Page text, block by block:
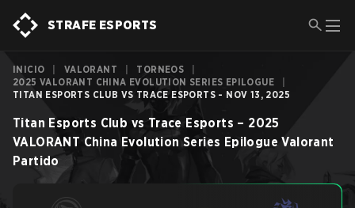
STRAFE ESPORTS
INICIO VALORANT TORNEOS
2025 VALORANT CHINA EVOLUTION SERIES EPILOGUE
TITAN ESPORTS CLUB VS TRACE ESPORTS - NOV 13, 2025
Titan Esports Club vs Trace Esports – 2025
VALORANT China Evolution Series Epilogue Valorant
Partido